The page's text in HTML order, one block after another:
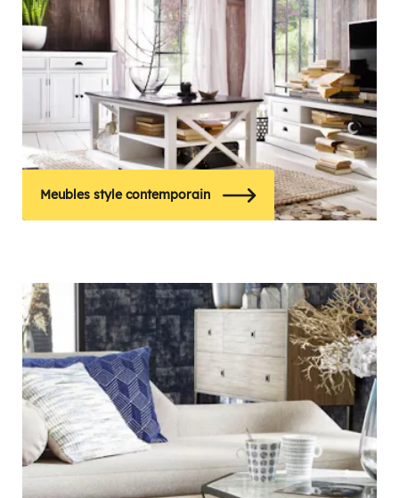
Meubles style contemporain